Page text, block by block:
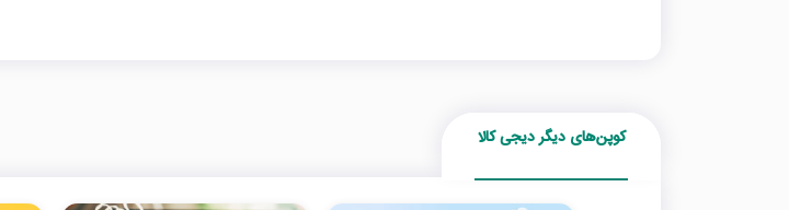
کوپن‌های دیگر دیجی کالا